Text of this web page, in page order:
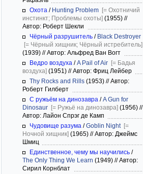
Охота / Hunting Problem [= Охотничий
инстинкт; Проблемы охоты] (1955) //
Автор: Роберт Шекли
Чёрный разрушитель / Black Destroyer
[= Чёрный хищник; Чёрный истребитель]
(1939) //Автор: Альфред Ван Вогт
Ведро воздуха /A Pail of Air [= Бадья
воздуха] (1951) //Автор: Фриц Лейбер
Thy Rocks and Rills (1953) //Автор:
Роберт Гилберт
С ружьём на динозавра /A Gun for
Dinosaur [= Ружьё на динозавра] (1956) //
Автор: Лайон Спрэг де Камп
Чудовище разума /Goblin Night [=
Ночной хищник] (1965) //Автор: Джеймс
Шмиц
Единственное, чему мы научились /
The Only Thing We Learn (1949) //Автор:
Сирил Корнблат